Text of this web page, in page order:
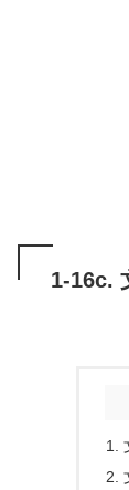
1-16c.